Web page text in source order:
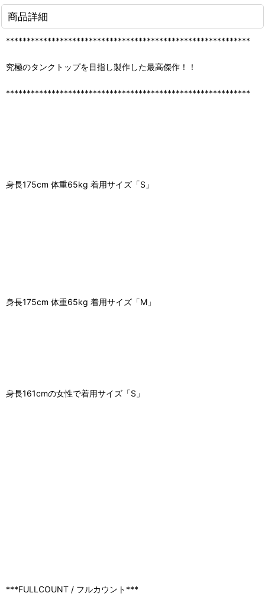
商品詳細
***********************************************************
究極のタンクトップを目指し製作した最高傑作！！
***********************************************************
身長175cm 体重65kg 着用サイズ「S」
身長175cm 体重65kg 着用サイズ「M」
身長161cmの女性で着用サイズ「S」
***FULLCOUNT / フルカウント***